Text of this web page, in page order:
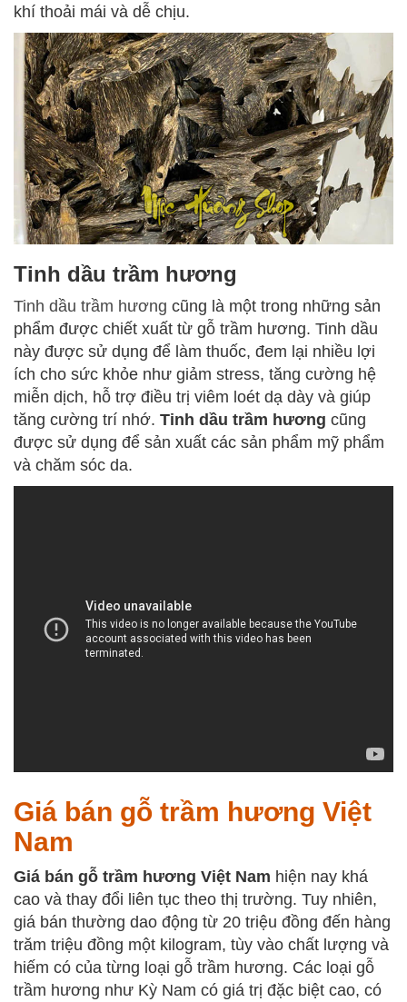
khí thoải mái và dễ chịu.
Tinh dầu trầm hương
Tinh dầu trầm hương cũng là một trong những sản
phẩm được chiết xuất từ gỗ trầm hương. Tinh dầu
này được sử dụng để làm thuốc, đem lại nhiều lợi
ích cho sức khỏe như giảm stress, tăng cường hệ
miễn dịch, hỗ trợ điều trị viêm loét dạ dày và giúp
tăng cường trí nhớ. Tinh dầu trầm hương cũng
được sử dụng để sản xuất các sản phẩm mỹ phẩm
và chăm sóc da.
Giá bán gỗ trầm hương Việt
Nam
Giá bán gỗ trầm hương Việt Nam hiện nay khá
cao và thay đổi liên tục theo thị trường. Tuy nhiên,
giá bán thường dao động từ 20 triệu đồng đến hàng
trăm triệu đồng một kilogram, tùy vào chất lượng và
hiếm có của từng loại gỗ trầm hương. Các loại gỗ
trầm hương như Kỳ Nam có giá trị đặc biệt cao, có